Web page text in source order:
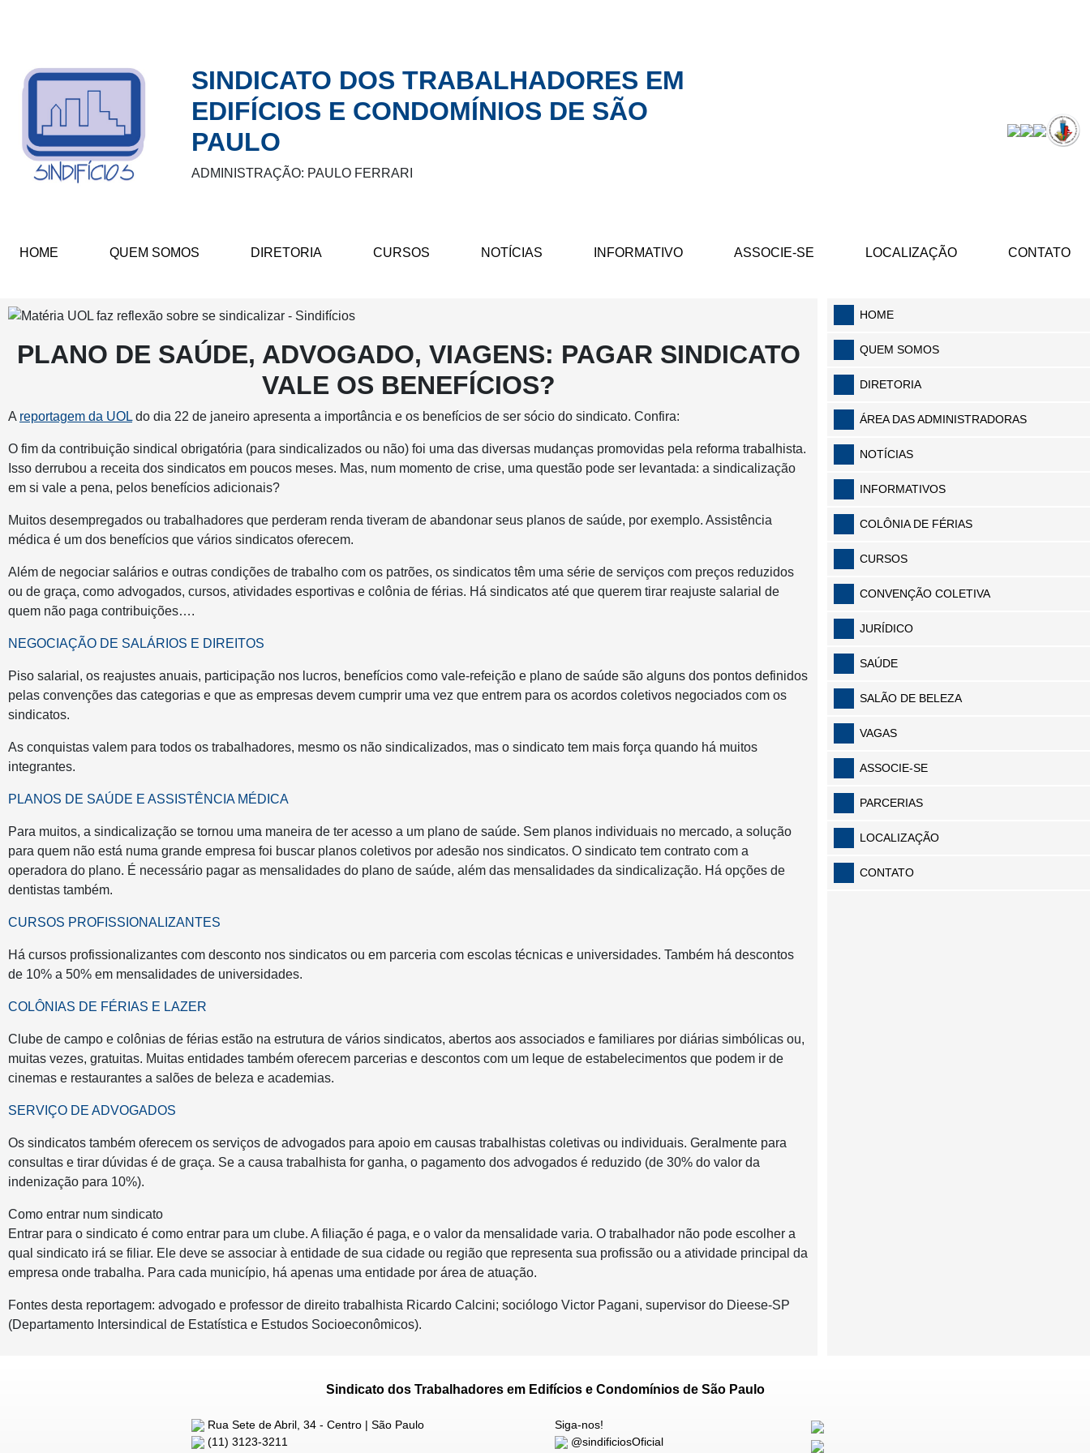
SINDICATO DOS TRABALHADORES EM
EDIFÍCIOS E CONDOMÍNIOS DE SÃO
PAULO
ADMINISTRAÇÃO: PAULO FERRARI
HOME QUEM SOMOS DIRETORIA CURSOS NOTÍCIAS INFORMATIVO ASSOCIE-SE LOCALIZAÇÃO CONTATO
PLANO DE SAÚDE, ADVOGADO, VIAGENS: PAGAR SINDICATO
VALE OS BENEFÍCIOS?
A reportagem da UOL do dia 22 de janeiro apresenta a importância e os benefícios de ser sócio do sindicato. Confira:
O fim da contribuição sindical obrigatória (para sindicalizados ou não) foi uma das diversas mudanças promovidas pela reforma trabalhista.
Isso derrubou a receita dos sindicatos em poucos meses. Mas, num momento de crise, uma questão pode ser levantada: a sindicalização
em si vale a pena, pelos benefícios adicionais?
Muitos desempregados ou trabalhadores que perderam renda tiveram de abandonar seus planos de saúde, por exemplo. Assistência
médica é um dos benefícios que vários sindicatos oferecem.
Além de negociar salários e outras condições de trabalho com os patrões, os sindicatos têm uma série de serviços com preços reduzidos
ou de graça, como advogados, cursos, atividades esportivas e colônia de férias. Há sindicatos até que querem tirar reajuste salarial de
quem não paga contribuições….
NEGOCIAÇÃO DE SALÁRIOS E DIREITOS
Piso salarial, os reajustes anuais, participação nos lucros, benefícios como vale-refeição e plano de saúde são alguns dos pontos definidos
pelas convenções das categorias e que as empresas devem cumprir uma vez que entrem para os acordos coletivos negociados com os
sindicatos.
As conquistas valem para todos os trabalhadores, mesmo os não sindicalizados, mas o sindicato tem mais força quando há muitos
integrantes.
PLANOS DE SAÚDE E ASSISTÊNCIA MÉDICA
Para muitos, a sindicalização se tornou uma maneira de ter acesso a um plano de saúde. Sem planos individuais no mercado, a solução
para quem não está numa grande empresa foi buscar planos coletivos por adesão nos sindicatos. O sindicato tem contrato com a
operadora do plano. É necessário pagar as mensalidades do plano de saúde, além das mensalidades da sindicalização. Há opções de
dentistas também.
CURSOS PROFISSIONALIZANTES
Há cursos profissionalizantes com desconto nos sindicatos ou em parceria com escolas técnicas e universidades. Também há descontos
de 10% a 50% em mensalidades de universidades.
COLÔNIAS DE FÉRIAS E LAZER
Clube de campo e colônias de férias estão na estrutura de vários sindicatos, abertos aos associados e familiares por diárias simbólicas ou,
muitas vezes, gratuitas. Muitas entidades também oferecem parcerias e descontos com um leque de estabelecimentos que podem ir de
cinemas e restaurantes a salões de beleza e academias.
SERVIÇO DE ADVOGADOS
Os sindicatos também oferecem os serviços de advogados para apoio em causas trabalhistas coletivas ou individuais. Geralmente para
consultas e tirar dúvidas é de graça. Se a causa trabalhista for ganha, o pagamento dos advogados é reduzido (de 30% do valor da
indenização para 10%).
Como entrar num sindicato
Entrar para o sindicato é como entrar para um clube. A filiação é paga, e o valor da mensalidade varia. O trabalhador não pode escolher a
qual sindicato irá se filiar. Ele deve se associar à entidade de sua cidade ou região que representa sua profissão ou a atividade principal da
empresa onde trabalha. Para cada município, há apenas uma entidade por área de atuação.
Fontes desta reportagem: advogado e professor de direito trabalhista Ricardo Calcini; sociólogo Victor Pagani, supervisor do Dieese-SP
(Departamento Intersindical de Estatística e Estudos Socioeconômicos).
HOME
QUEM SOMOS
DIRETORIA
ÁREA DAS ADMINISTRADORAS
NOTÍCIAS
INFORMATIVOS
COLÔNIA DE FÉRIAS
CURSOS
CONVENÇÃO COLETIVA
JURÍDICO
SAÚDE
SALÃO DE BELEZA
VAGAS
ASSOCIE-SE
PARCERIAS
LOCALIZAÇÃO
CONTATO
Sindicato dos Trabalhadores em Edifícios e Condomínios de São Paulo
Rua Sete de Abril, 34 - Centro | São Paulo
(11) 3123-3211
Siga-nos!
@sindificiosOficial